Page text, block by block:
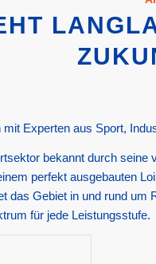
Experten aus Sport,
bekannt durch seine
perfekt ausgebauten
das Gebiet in und rund
für jede Leistungsstufe.